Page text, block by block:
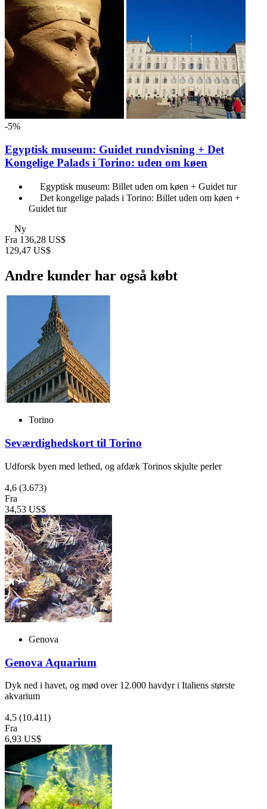
-5%
Egyptisk museum: Guidet rundvisning + Det
Kongelige Palads i Torino: uden om køen
Egyptisk museum: Billet uden om køen + Guidet tur
Det kongelige palads i Torino: Billet uden om køen +
Guidet tur
Ny
Fra 136,28 US$
129,47 US$
Andre kunder har også købt
Torino
Seværdighedskort til Torino
Udforsk byen med lethed, og afdæk Torinos skjulte perler
4,6 (3.673)
Fra
34,53 US$
Genova
Genova Aquarium
Dyk ned i havet, og mød over 12.000 havdyr i Italiens største
akvarium
4,5 (10.411)
Fra
6,93 US$